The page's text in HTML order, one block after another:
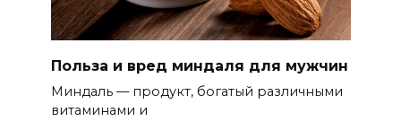
Польза и вред миндаля для мужчин
Миндаль — продукт, богатый различными
витаминами и